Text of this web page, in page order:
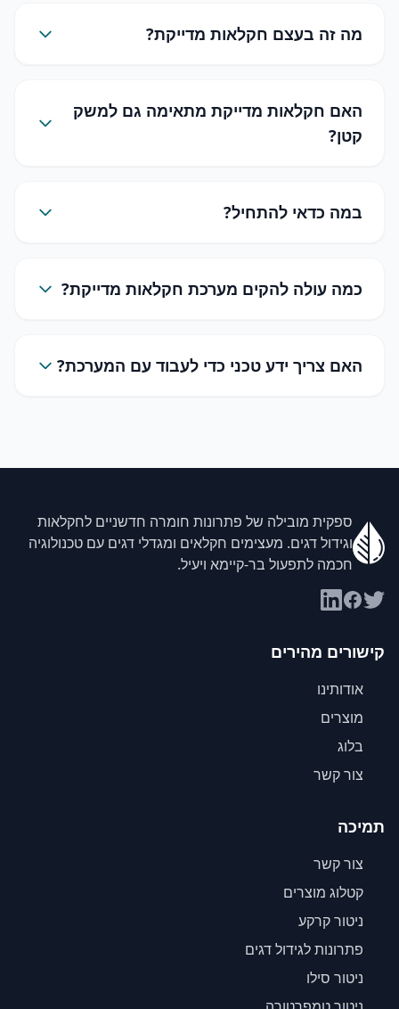
מה זה בעצם חקלאות מדייקת?
האם חקלאות מדייקת מתאימה גם למשק
קטן?
במה כדאי להתחיל?
כמה עולה להקים מערכת חקלאות מדייקת?
האם צריך ידע טכני כדי לעבוד עם המערכת?
ספקית מובילה של פתרונות חומרה חדשניים לחקלאות
וגידול דגים. מעצימים חקלאים ומגדלי דגים עם טכנולוגיה
חכמה לתפעול בר-קיימא ויעיל.
קישורים מהירים
אודותינו
מוצרים
בלוג
צור קשר
תמיכה
צור קשר
קטלוג מוצרים
ניטור קרקע
פתרונות לגידול דגים
ניטור סילו